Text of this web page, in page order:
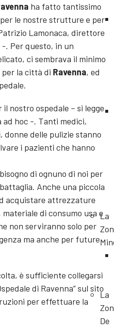
La
La
De
ha fatto tantissimo
le nostre strutture e per
Lamonaca, direttore
-. Per questo, in un
ci sembrava il minimo
per la città di Ravenna, ed
nostro ospedale – si legge
hoc -. Tanti medici,
delle pulizie stanno
i pazienti che hanno
di ognuno di noi per
Anche una piccola
acquistare attrezzature
di consumo usa e
non serviranno solo per
ma anche per future
è sufficiente collegarsi
di Ravenna” sul sito
per effettuare la